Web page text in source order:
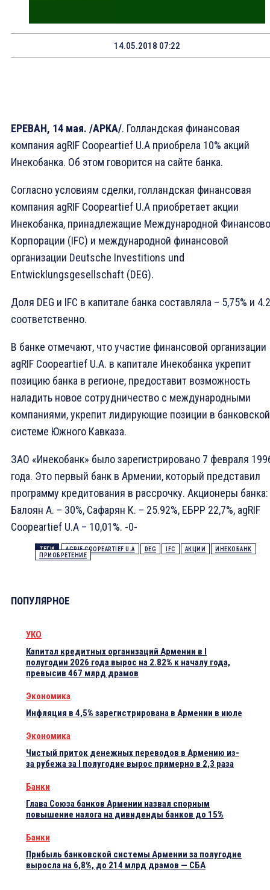
14.05.2018 07:22
ЕРЕВАН, 14 мая. /АРКА/. Голландская финансовая
компания agRIF Coopeartief U.A приобрела 10% акций
Инекобанка. Об этом говорится на сайте банка.
Согласно условиям сделки, голландская финансовая
компания agRIF Coopeartief U.A приобретает акции
Инекобанка, принадлежащие Международной
Корпорации (IFC) и международной финансовой
организации Deutsche Investitions und
Entwicklungsgesellschaft (DEG).
Доля DEG и IFC в капитале банка составляла – 5,75% и
соответственно.
В банке отмечают, что участие финансовой организации
agRIF Coopeartief U.A. в капитале Инекобанка укрепит
позицию банка в регионе, предоставит возможность
наладить новое сотрудничество с международными
компаниями, укрепит лидирующие позиции в банковской
системе Южного Кавказа.
ЗАО «Инекобанк» было зарегистрировано 7 февраля
года. Это первый банк в Армении, который представил
программу кредитования в рассрочку. Акционеры банка:
Балоян А. – 30%, Сафарян К. – 25.92%, ЕБРР 22,7%, agRIF
Coopeartief U.A – 10,01%. -0-
ТЕГИ AGRIF COOPEARTIEF U.A DEG IFC АКЦИИ
ИНЕКОБАНК
ПРИОБРЕТЕНИЕ
ПОПУЛЯРНОЕ
УКО
Капитал кредитных организаций Армении в I
полугодии 2026 года вырос на 2.82% к началу года,
превысив 467 млрд драмов
Экономика
Инфляция в 4,5% зарегистрирована в Армении в июле
Экономика
Чистый приток денежных переводов в Армению из-
за рубежа за I полугодие вырос примерно в 2,3 раза
Банки
Глава Союза банков Армении назвал спорным
повышение налога на дивиденды банков до 15%
Банки
Прибыль банковской системы Армении за полугодие
выросла на 6,8%, до 214 млрд драмов — СБА